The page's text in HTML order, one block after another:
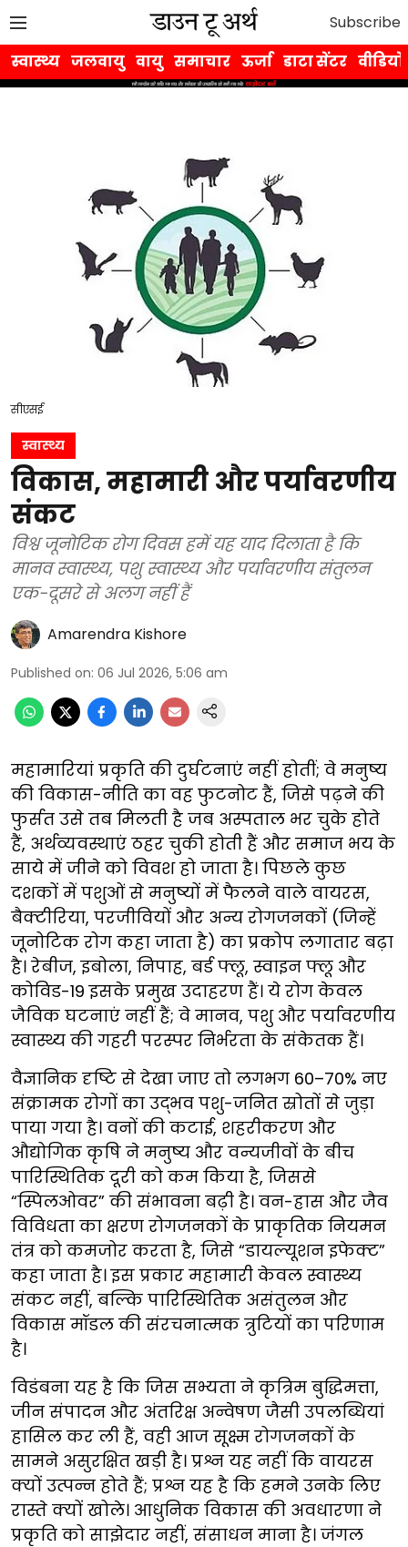
Subscribe
स्वास्थ्य जलवायु वायु समाचार ऊर्जा डाटा सेंटर वीडियो
सीएसई
स्वास्थ्य
विकास, महामारी और पर्यावरणीय
संकट
विश्व जूनोटिक रोग दिवस हमें यह याद दिलाता है कि
मानव स्वास्थ्य, पशु स्वास्थ्य और पर्यावरणीय संतुलन
एक-दूसरे से अलग नहीं हैं
Amarendra Kishore
Published on: 06 Jul 2026, 5:06 am
महामारियां प्रकृति की दुर्घटनाएं नहीं होतीं; वे मनुष्य
की विकास-नीति का वह फुटनोट हैं, जिसे पढ़ने की
फुर्सत उसे तब मिलती है जब अस्पताल भर चुके होते
हैं, अर्थव्यवस्थाएं ठहर चुकी होती हैं और समाज भय के
साये में जीने को विवश हो जाता है। पिछले कुछ
दशकों में पशुओं से मनुष्यों में फैलने वाले वायरस,
बैक्टीरिया, परजीवियों और अन्य रोगजनकों (जिन्हें
जूनोटिक रोग कहा जाता है) का प्रकोप लगातार बढ़ा
है। रेबीज, इबोला, निपाह, बर्ड फ्लू, स्वाइन फ्लू और
कोविड-19 इसके प्रमुख उदाहरण हैं। ये रोग केवल
जैविक घटनाएं नहीं हैं; वे मानव, पशु और पर्यावरणीय
स्वास्थ्य की गहरी परस्पर निर्भरता के संकेतक हैं।
वैज्ञानिक दृष्टि से देखा जाए तो लगभग 60–70% नए
संक्रामक रोगों का उद्भव पशु-जनित स्रोतों से जुड़ा
पाया गया है। वनों की कटाई, शहरीकरण और
औद्योगिक कृषि ने मनुष्य और वन्यजीवों के बीच
पारिस्थितिक दूरी को कम किया है, जिससे
“स्पिलओवर” की संभावना बढ़ी है। वन-ह्रास और जैव
विविधता का क्षरण रोगजनकों के प्राकृतिक नियमन
तंत्र को कमजोर करता है, जिसे “डायल्यूशन इफेक्ट”
कहा जाता है। इस प्रकार महामारी केवल स्वास्थ्य
संकट नहीं, बल्कि पारिस्थितिक असंतुलन और
विकास मॉडल की संरचनात्मक त्रुटियों का परिणाम
है।
विडंबना यह है कि जिस सभ्यता ने कृत्रिम बुद्धिमत्ता,
जीन संपादन और अंतरिक्ष अन्वेषण जैसी उपलब्धियां
हासिल कर ली हैं, वही आज सूक्ष्म रोगजनकों के
सामने असुरक्षित खड़ी है। प्रश्न यह नहीं कि वायरस
क्यों उत्पन्न होते हैं; प्रश्न यह है कि हमने उनके लिए
रास्ते क्यों खोले। आधुनिक विकास की अवधारणा ने
प्रकृति को साझेदार नहीं, संसाधन माना है। जंगल